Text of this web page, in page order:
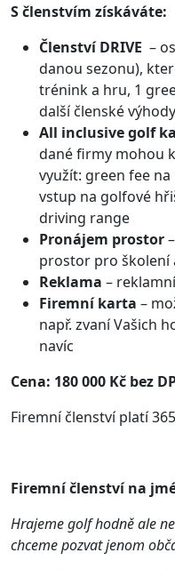
S členstvím získáváte:
Členství DRIVE –
danou sezonu),
trénink a hru, 1
další členské výhody
All inclusive golf
dané firmy mohou
využít: green fee
vstup na golfové
driving range
Pronájem prostor
prostor pro školení
Reklama –
Firemní karta –
např. zvaní Vašich
navíc
Cena: 180 000 Kč bez
Firemní členství platí
Firemní členství na
Hrajeme golf hodně ale
chceme pozvat jenom